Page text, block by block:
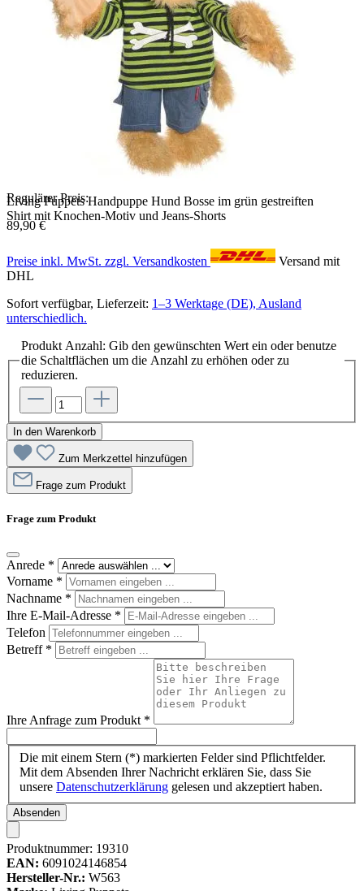
Living Puppets Handpuppe Hund Bosse im grün gestreiften
Shirt mit Knochen-Motiv und Jeans-Shorts
Regulärer Preis:
89,90 €
Preise inkl. MwSt. zzgl. Versandkosten
Versand mit
DHL
Sofort verfügbar, Lieferzeit: 1–3 Werktage (DE), Ausland
unterschiedlich.
Produkt Anzahl: Gib den gewünschten Wert ein oder benutze
die Schaltflächen um die Anzahl zu erhöhen oder zu
reduzieren.
In den Warenkorb
Zum Merkzettel hinzufügen
Frage zum Produkt
Frage zum Produkt
Anrede *
Vorname *
Nachname *
Ihre E-Mail-Adresse *
Telefon
Betreff *
Ihre Anfrage zum Produkt *
Die mit einem Stern (*) markierten Felder sind Pflichtfelder.
Mit dem Absenden Ihrer Nachricht erklären Sie, dass Sie
unsere Datenschutzerklärung gelesen und akzeptiert haben.
Absenden
Produktnummer: 19310
EAN: 6091024146854
Hersteller-Nr.: W563